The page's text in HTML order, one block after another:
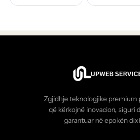
Zgjidhje teknologjike premium
që kërkojnë inovacion, siguri
garantuar në epokën